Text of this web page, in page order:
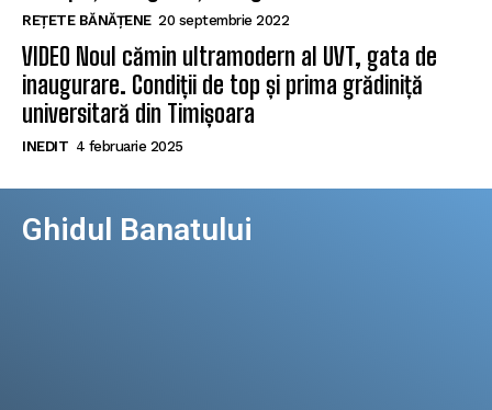
REȚETE BĂNĂȚENE 20 septembrie 2022
VIDEO Noul cămin ultramodern al UVT, gata de
inaugurare. Condiții de top și prima grădiniță
universitară din Timișoara
INEDIT 4 februarie 2025
Ghidul Banatului